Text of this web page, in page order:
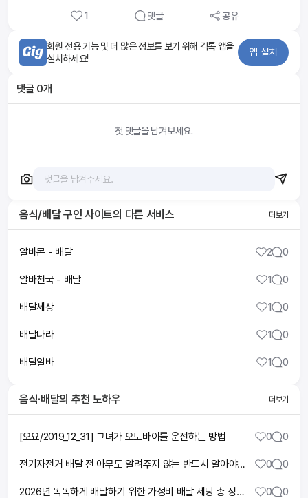
1 댓글 공유
회원 전용 기능 및 더 많은 정보를 보기 위해 긱톡 앱을
설치하세요!
앱 설치
댓글 0개
첫 댓글을 남겨보세요.
음식/배달 구인 사이트의 다른 서비스 더보기
알바몬 - 배달 2 0
알바천국 - 배달 1 0
배달세상 1 0
배달나라 1 0
배달알바 1 0
음식·배달의 추천 노하우 더보기
[오요/2019_12_31] 그녀가 오토바이를 운전하는 방법 0 0
전기자전거 배달 전 아무도 알려주지 않는 반드시 알아야 할 현실 0 0
2026년 똑똑하게 배달하기 위한 가성비 배달 세팅 총 정리 (feat. 핸드폰 거치대 햇빛 가리개 만드는 법) 0 0